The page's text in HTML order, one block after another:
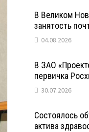
В Великом
занятость
04.08.2026
В ЗАО
первичка
30.07.2026
Состоялось
актива